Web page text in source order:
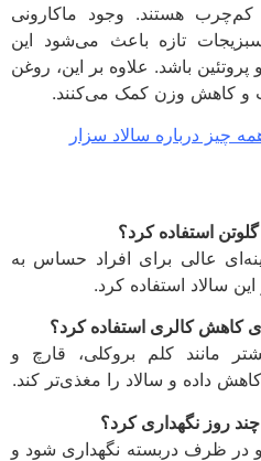
هستند. وجود ماکارونی
تازه باعث می‌شود این
باشد. علاوه بر این، روغن
وزن کمک می‌کنند.
درباره سالاد سزار
عالی برای افراد حساس به
استفاده کرد.
کلم بروکلی، قارچ و
و سالاد را مغذی‌تر کند.
ظرف دربسته نگهداری شود و